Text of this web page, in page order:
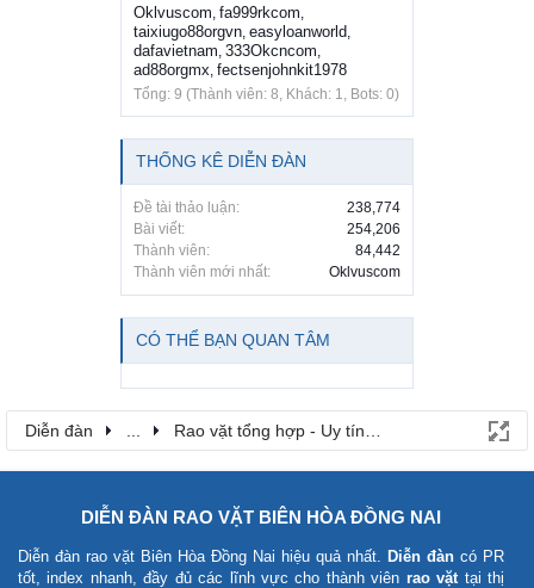
Oklvuscom fa999rkcom
taixiugo88orgvn easyloanworld
dafavietnam 333Okcncom
ad88orgmx fectsenjohnkit1978
Tổng: 9 (Thành viên: 8, Khách: 1, Bots: 0)
THỐNG KÊ DIỄN ĐÀN
Đề tài thảo luận:
238,774
Bài viết:
254,206
Thành viên:
84,442
Thành viên mới nhất:
Oklvuscom
CÓ THỂ BẠN QUAN TÂM
Diễn đàn Rao vặt tổng hợp - Uy tín - Miễn phí
DIỄN ĐÀN RAO VẶT BIÊN HÒA ĐỒNG NAI
Diễn đàn rao vặt Biên Hòa Đồng Nai hiệu quả nhất. Diễn đàn có PR
tốt, index nhanh, đầy đủ các lĩnh vực cho thành viên rao vặt tại thị